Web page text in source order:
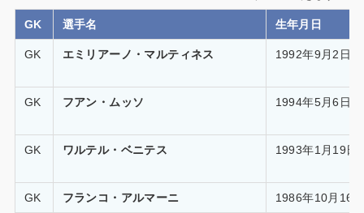
GK 選手名 生年月日
GK エミリアーノ・マルティネス 1992年9月2日
GK フアン・ムッソ 1994年5月6日
GK ワルテル・ベニテス 1993年1月19日
GK フランコ・アルマーニ 1986年10月16